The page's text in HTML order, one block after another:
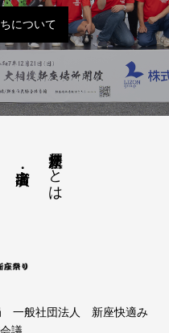
について
大江戸新座祭りとは
一般社団法人 新座快適み